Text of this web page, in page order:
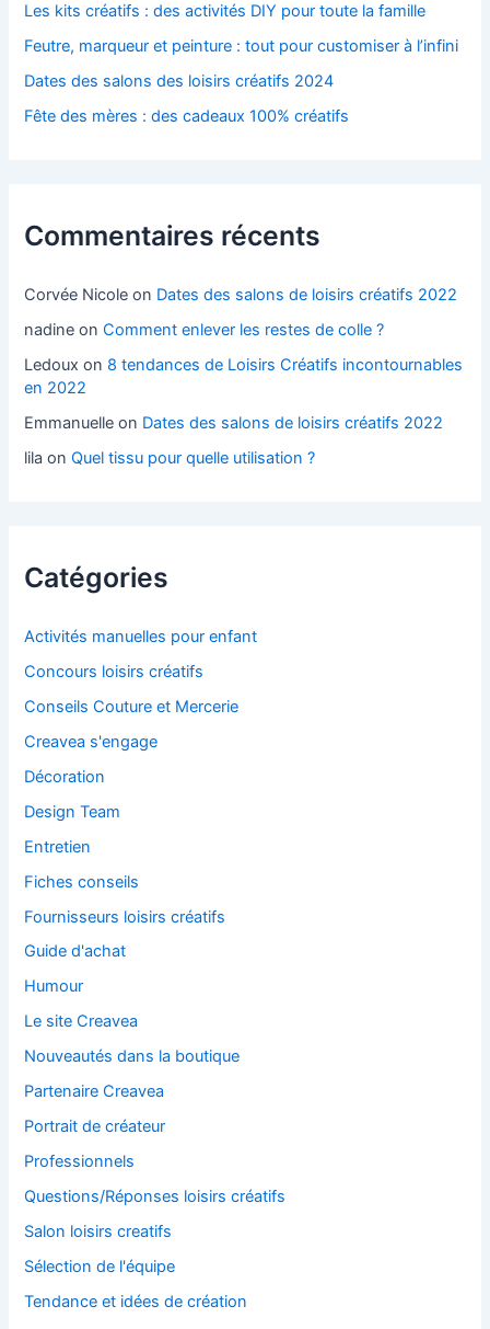
Les kits créatifs : des activités DIY pour toute la famille
Feutre, marqueur et peinture : tout pour customiser à l’infini
Dates des salons des loisirs créatifs 2024
Fête des mères : des cadeaux 100% créatifs
Commentaires récents
Corvée Nicole on Dates des salons de loisirs créatifs 2022
nadine onComment enlever les restes de colle ?
Ledoux on 8 tendances de Loisirs Créatifs incontournables
en 2022
Emmanuelle on Dates des salons de loisirs créatifs 2022
lila onQuel tissu pour quelle utilisation ?
Catégories
Activités manuelles pour enfant
Concours loisirs créatifs
Conseils Couture et Mercerie
Creavea s'engage
Décoration
Design Team
Entretien
Fiches conseils
Fournisseurs loisirs créatifs
Guide d'achat
Humour
Le site Creavea
Nouveautés dans la boutique
Partenaire Creavea
Portrait de créateur
Professionnels
Questions/Réponses loisirs créatifs
Salon loisirs creatifs
Sélection de l'équipe
Tendance et idées de création